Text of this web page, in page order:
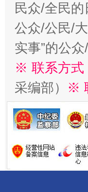
民众/全民
公众/公民/
实事”的公
※ 联系方式
采编部） ※